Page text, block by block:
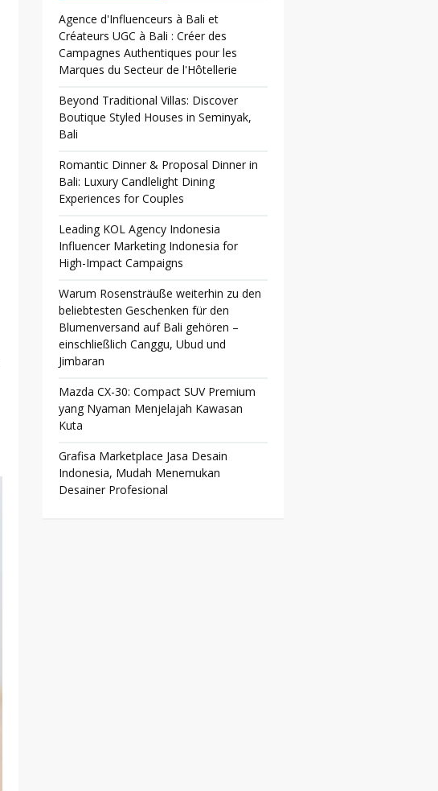
Agence d'Influenceurs à Bali et
Créateurs UGC à Bali : Créer des
Campagnes Authentiques pour les
Marques du Secteur de l'Hôtellerie
Beyond Traditional Villas: Discover
Boutique Styled Houses in Seminyak,
Bali
Romantic Dinner & Proposal Dinner in
Bali: Luxury Candlelight Dining
Experiences for Couples
Leading KOL Agency Indonesia
Influencer Marketing Indonesia for
High-Impact Campaigns
Warum Rosensträuße weiterhin zu den
beliebtesten Geschenken für den
Blumenversand auf Bali gehören –
einschließlich Canggu, Ubud und
Jimbaran
Mazda CX-30: Compact SUV Premium
yang Nyaman Menjelajah Kawasan
Kuta
Grafisa Marketplace Jasa Desain
Indonesia, Mudah Menemukan
Desainer Profesional